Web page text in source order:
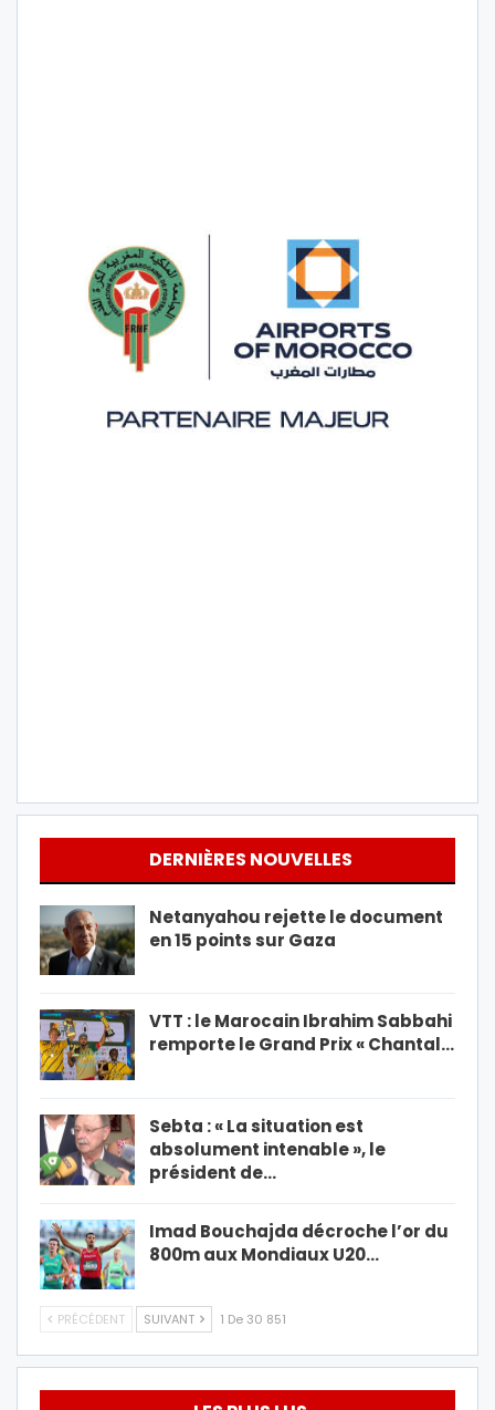
DERNIÈRES NOUVELLES
Netanyahou rejette le document
en 15 points sur Gaza
VTT : le Marocain Ibrahim Sabbahi
remporte le Grand Prix « Chantal…
Sebta : « La situation est
absolument intenable », le
président de…
Imad Bouchajda décroche l’or du
800m aux Mondiaux U20…
PRÉCÉDENT SUIVANT 1 De 30 851